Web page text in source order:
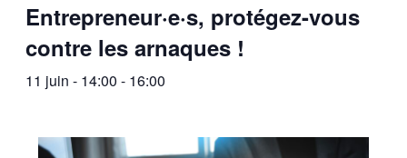
Entrepreneur·e·s, protégez-vous
contre les arnaques !
11 juin - 14:00 - 16:00